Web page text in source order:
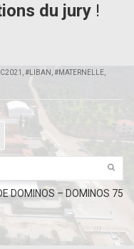
du jury !
#LIBAN #MATERNELLE
DOMINOS – DOMINOS 75